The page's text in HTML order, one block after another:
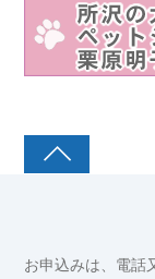
お申込みは、電話